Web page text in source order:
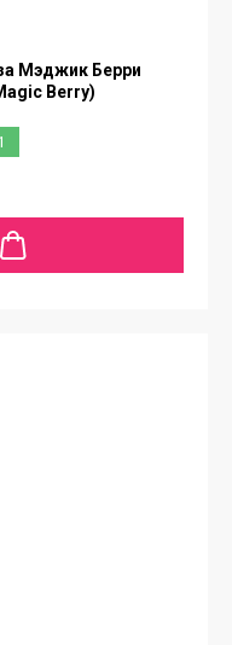
Мэджик Берри
Berry)